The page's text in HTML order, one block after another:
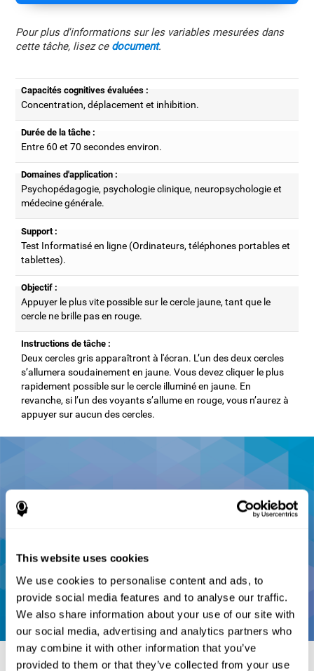
This website uses cookies
We use cookies to personalise content and ads, to
provide social media features and to analyse our traffic.
We also share information about your use of our site with
our social media, advertising and analytics partners who
may combine it with other information that you’ve
provided to them or that they’ve collected from your use
Pour plus d'informations sur les variables mesurées dans
cette tâche, lisez ce document.
Capacités cognitives évaluées :
Concentration, déplacement et inhibition.
Durée de la tâche :
Entre 60 et 70 secondes environ.
Domaines d'application :
Psychopédagogie, psychologie clinique, neuropsychologie et
médecine générale.
Support :
Test Informatisé en ligne (Ordinateurs, téléphones portables et
tablettes).
Objectif :
Appuyer le plus vite possible sur le cercle jaune, tant que le
cercle ne brille pas en rouge.
Instructions de tâche :
Deux cercles gris apparaîtront à l'écran. L’un des deux cercles
s’allumera soudainement en jaune. Vous devez cliquer le plus
rapidement possible sur le cercle illuminé en jaune. En
revanche, si l’un des voyants s’allume en rouge, vous n’aurez à
appuyer sur aucun des cercles.